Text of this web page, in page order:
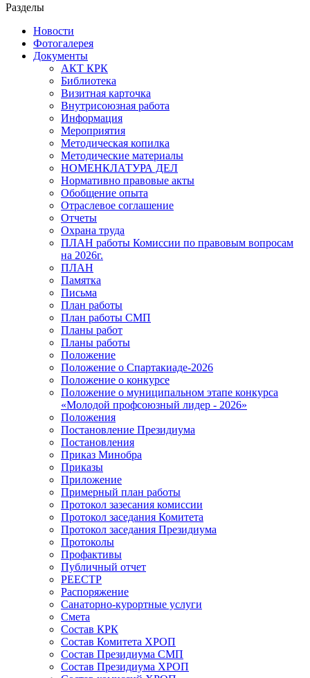
Разделы
Новости
Фотогалерея
Документы
АКТ КРК
Библиотека
Визитная карточка
Внутрисоюзная работа
Информация
Мероприятия
Методическая копилка
Методические материалы
НОМЕНКЛАТУРА ДЕЛ
Нормативно правовые акты
Обобщение опыта
Отраслевое соглашение
Отчеты
Охрана труда
ПЛАН работы Комиссии по правовым вопросам
на 2026г.
ПЛАН
Памятка
Письма
План работы
План работы СМП
Планы работ
Планы работы
Положение
Положение о Спартакиаде-2026
Положение о конкурсе
Положение о муниципальном этапе конкурса
«Молодой профсоюзный лидер - 2026»
Положения
Постановление Президиума
Постановления
Приказ Минобра
Приказы
Приложение
Примерный план работы
Протокол зазесания комиссии
Протокол заседания Комитета
Протокол заседания Президиума
Протоколы
Профактивы
Публичный отчет
РЕЕСТР
Распоряжение
Санаторно-курортные услуги
Смета
Состав КРК
Состав Комитета ХРОП
Состав Президиума СМП
Состав Президиума ХРОП